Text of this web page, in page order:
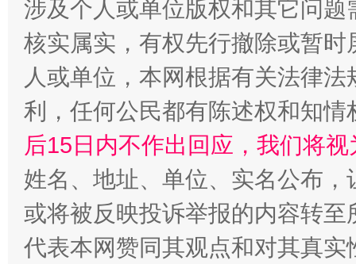
完善运行机制助力责任有效落实 一纸欠
涉及个人或单位版权和其它问题
核实属实，有权先行撤除或暂
人或单位，本网根据有关法律
利，任何公民都有陈述权和知情
后15日内不作出回应，我们将
姓名、地址、单位、实名公布
或将被反映投诉举报的内容转
代表本网赞同其观点和对其真实